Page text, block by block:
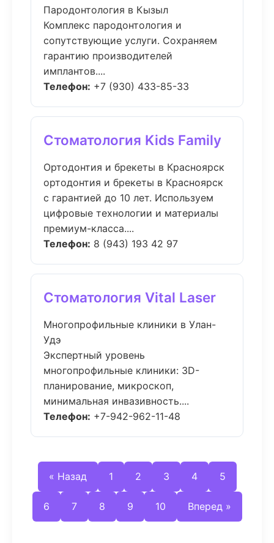
Пародонтология в Кызыл
Комплекс пародонтология и
сопутствующие услуги. Сохраняем
гарантию производителей
имплантов....
Телефон: +7 (930) 433-85-33
Стоматология Kids Family
Ортодонтия и брекеты в Красноярск
ортодонтия и брекеты в Красноярск
с гарантией до 10 лет. Используем
цифровые технологии и материалы
премиум-класса....
Телефон: 8 (943) 193 42 97
Стоматология Vital Laser
Многопрофильные клиники в Улан-
Удэ
Экспертный уровень
многопрофильные клиники: 3D-
планирование, микроскоп,
минимальная инвазивность....
Телефон: +7-942-962-11-48
« Назад 1 2 3 4 5
6 7 8 9 10 Вперед »